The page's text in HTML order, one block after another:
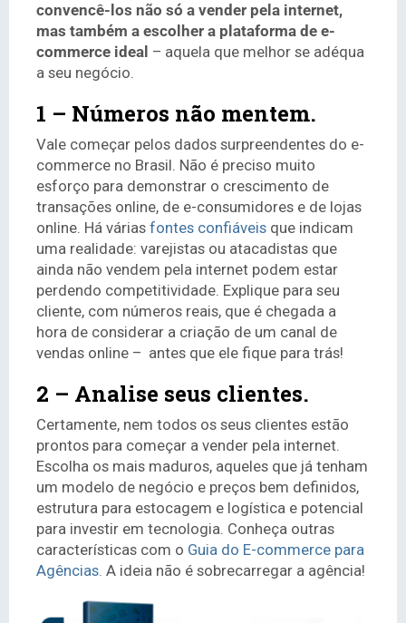
convencê-los não só a vender pela internet,
mas também a escolher a plataforma de e-
commerce ideal – aquela que melhor se adéqua
a seu negócio.
1 – Números não mentem.
Vale começar pelos dados surpreendentes do e-
commerce no Brasil. Não é preciso muito
esforço para demonstrar o crescimento de
transações online, de e-consumidores e de lojas
online. Há várias fontes confiáveis que indicam
uma realidade: varejistas ou atacadistas que
ainda não vendem pela internet podem estar
perdendo competitividade. Explique para seu
cliente, com números reais, que é chegada a
hora de considerar a criação de um canal de
vendas online – antes que ele fique para trás!
2 – Analise seus clientes.
Certamente, nem todos os seus clientes estão
prontos para começar a vender pela internet.
Escolha os mais maduros, aqueles que já tenham
um modelo de negócio e preços bem definidos,
estrutura para estocagem e logística e potencial
para investir em tecnologia. Conheça outras
características com o Guia do E-commerce para
Agências. A ideia não é sobrecarregar a agência!